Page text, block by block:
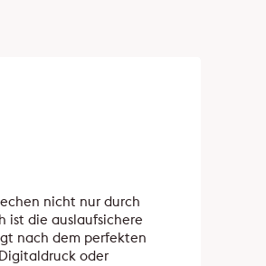
nicht nur durch
ist die auslaufsichere
nach dem perfekten
oder